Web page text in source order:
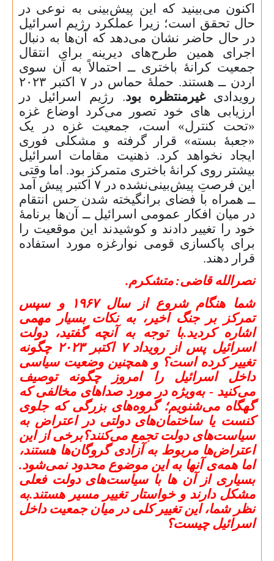
اکنون می‌بینید که این پیش‌بینی به‌ نوعی در
حال تحقق است؛ زیرا عملکرد رژیم اسرائیل
در حال حاضر نشان می‌دهد که آن‌ها به ‌دنبال
اجرای همین طرح‌های دیرینه برای انتقال
جمعیت کرانهٔ باختری ــ احتمالاً به آن سوی
اردن ــ هستند. حملهٔ حماس در۷ اکتبر ۲۰۲۳
رویدادیغیرمنتظره بود. رژیم اسرائیل در
ارزیابی های خود تصور می‌کرد اوضاع غزه
«تحت کنترل» است، جمعیت غزه در یک
«جعبهٔ بسته» قرار گرفته و مشکلی فوری
ایجاد نخواهد کرد. ذهنیت مقامات اسرائیل
بیشتر روی کرانهٔ باختری متمرکز بود. اما وقتی
این فرصتِ پیش‌بینی‌نشده در ۷ اکتبر پیش آمد
ــ همراه با فضای برانگیخته شدن حس انتقام
در میان افکار عمومی اسرائیل ــ آن‌ها برنامهٔ
خود را تغییر دادند و کوشیدند این موقعیت را
برای پاکسازی قومی نوارغزه مورد استفاده
قرار دهند.
نصرالله قاضی:متشکرم.
شما هنگام شروع از سال۱۹۶۷
و سپس
تمرکز بر جنگ اخیر، به نکات بسیار مهمی
اشاره کردید.با توجه به آنچه گفتید، دولت
اسرائیل پس از رویداد۷ اکتبر۲۰۲۳ چگونه
تغییر کرده است؟ و همچنین وضعیت سیاسی
داخل اسرائیل را امروز چگونه توصیف
می‌کنید - به‌ویژه در مورد صداهای مخالفی که
گهگاه می‌شنویم؛ گروه‌های بزرگی که جلوی
کنست یا ساختمان‌های دولتی در اعتراض به
سیاست‌های دولت تجمع می‌کنند؟برخی از این
اعتراض‌ها مربوط به آزادی گروگان‌ها هستند،
اما همه‌ی آنها به این موضوع محدود نمی‌شود.
بسیاری از آن ها با سیاست‌های دولت فعلی
مشکل دارند و خواستار تغییر مسیر هستند.به
نظر شما، این تغییر کلی در میان جمعیت داخل
اسرائیل چیست؟